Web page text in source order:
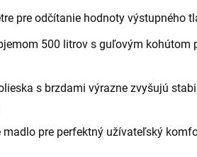
pre odčítanie hodnoty výstupného
500 litrov s guľovým kohútom
s brzdami výrazne zvyšujú
madlo pre perfektný užívateľský